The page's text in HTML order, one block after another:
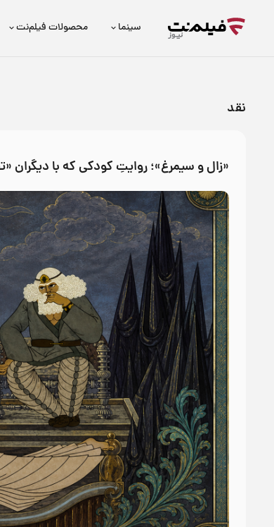
سینما محصولات فیلم‌نت
نقد
«زال و سیمرغ»؛ روایتِ کودکی که با دیگران